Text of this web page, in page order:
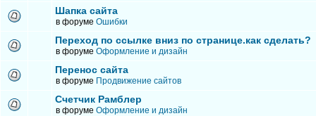
Шапка сайта
в форуме Ошибки
Переход по ссылке вниз по странице.как сделать?
в форуме Оформление и дизайн
Перенос сайта
в форуме Продвижение сайтов
Счетчик Рамблер
в форуме Оформление и дизайн